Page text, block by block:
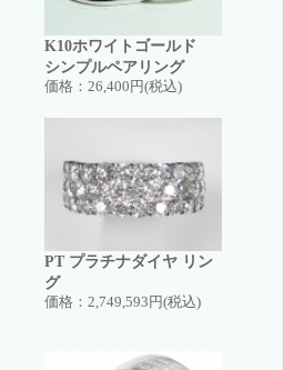
K10ホワイトゴールド
シンプルペアリング
価格： 26,400円(税込)
PT プラチナダイヤ リン
グ
価格： 2,749,593円(税込)